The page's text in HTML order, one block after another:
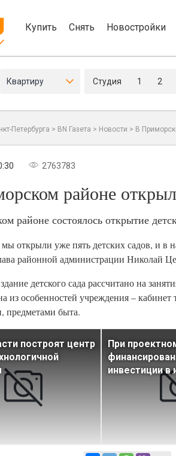
Купить Снять Новостройки
Квартиру Студия 1 2
Петербурга > BN Газета > Новости > В
2763783
районе
районе состоялось открытие
открыли уже пять детских садов, и в
районной администрации Николай
детского сада рассчитано на
из особенностей учреждения –
предметами быта.
построят центр
При
инвестиции в